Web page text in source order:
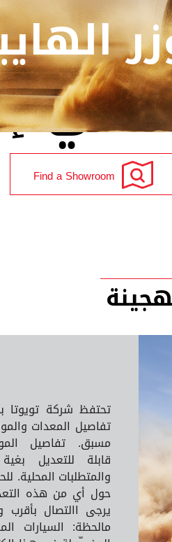
Find a Showroom
تحتفظ شركة
تفاصيل المعدات
مسبق. تفاصيل
قابلة للتعديل
والمتطلبات المحلية.
حول أي من هذه
يرجى االتصال
مالحظة: السيارات
في